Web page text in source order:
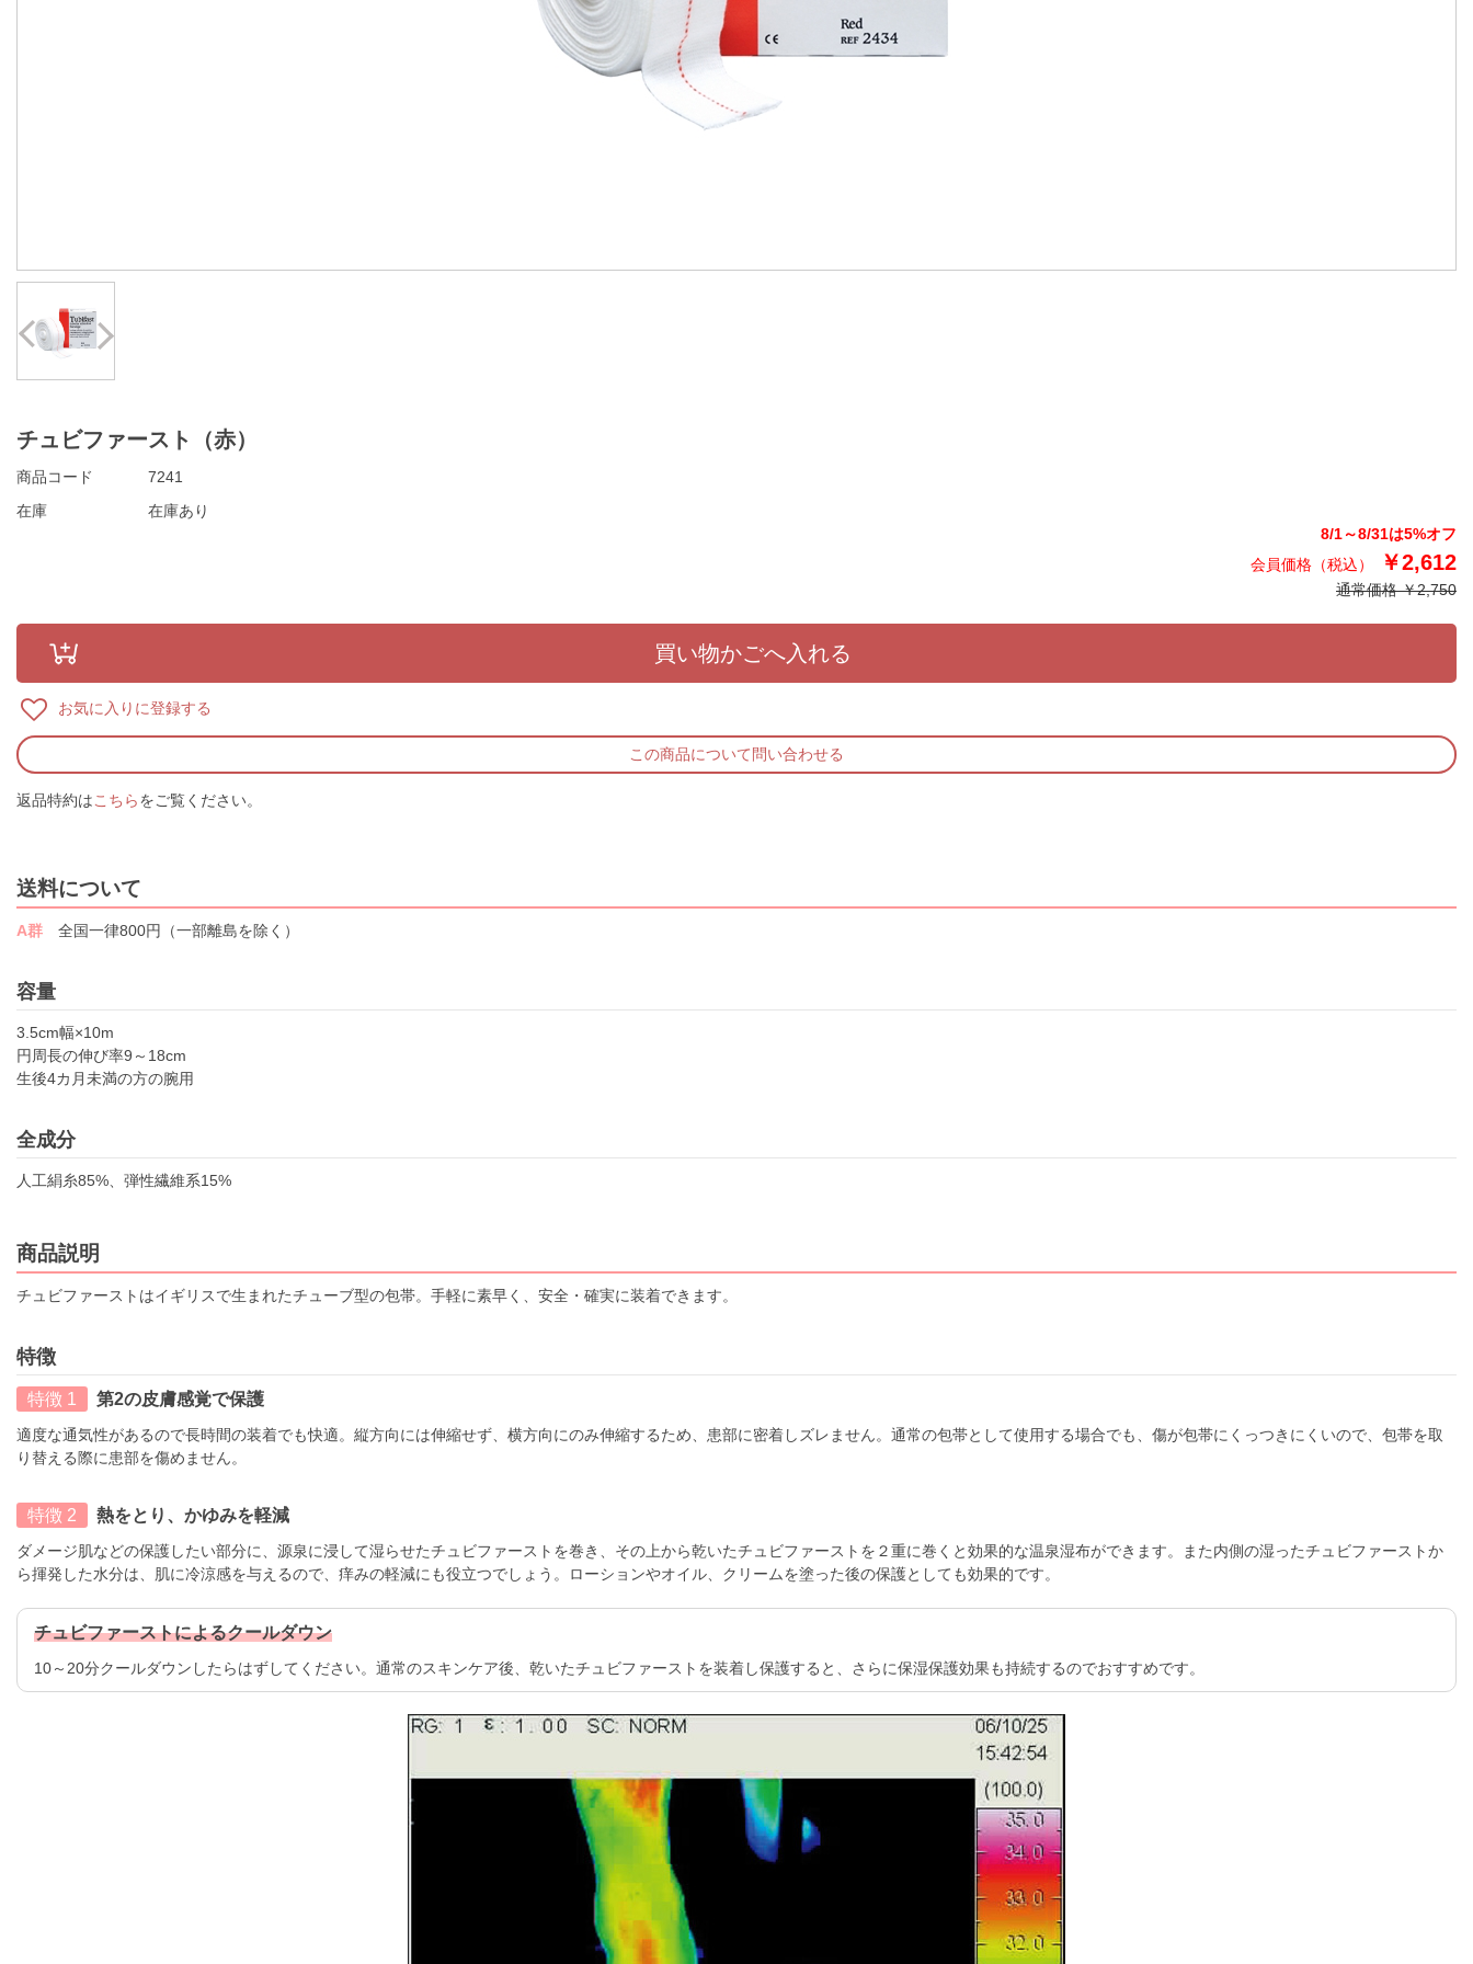
Prev
チュビファースト（赤）
8/1～8/31は5%オフ
￥2,612
通常価格 ￥2,750
商品コード
7241
在庫
在庫あり
お気に入りに登録する
この商品について問い合わせる
返品特約はこちらをご覧ください。
送料について
A群 全国一律800円（一部離島を除く）
容量
3.5cm幅×10m
円周長の伸び率9～18cm
生後4カ月未満の方の腕用
全成分
人工絹糸85%、弾性繊維系15%
商品説明
チュビファーストはイギリスで生まれたチューブ型の包帯。手軽に素早く、安全・確実に装着できます。
特徴
特徴 1 第2の皮膚感覚で保護
適度な通気性があるので長時間の装着でも快適。縦方向には伸縮せず、横方向にのみ伸縮するため、患部に密着しズレません。通常の包帯として使用する場合でも、傷が包帯にくっつきにくいので、包帯を取
り替える際に患部を傷めません。
特徴 2 熱をとり、かゆみを軽減
ダメージ肌などの保護したい部分に、源泉に浸して湿らせたチュビファーストを巻き、その上から乾いたチュビファーストを２重に巻くと効果的な温泉湿布ができます。また内側の湿ったチュビファーストか
ら揮発した水分は、肌に冷涼感を与えるので、痒みの軽減にも役立つでしょう。ローションやオイル、クリームを塗った後の保護としても効果的です。
チュビファーストによるクールダウン
10～20分クールダウンしたらはずしてください。通常のスキンケア後、乾いたチュビファーストを装着し保護すると、さらに保湿保護効果も持続するのでおすすめです。